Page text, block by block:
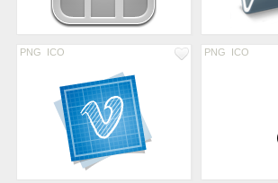
PNG ICO PNG ICO